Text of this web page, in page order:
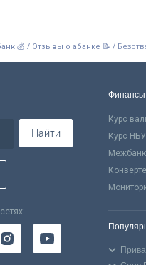
💰 / Отзывы о абанке 📝 /
Найти
Финансы
Курс
Курс НБУ
Межбанк